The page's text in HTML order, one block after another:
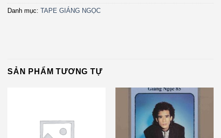
Danh mục: TAPE GIÁNG NGỌC
SẢN PHẨM TƯƠNG TỰ